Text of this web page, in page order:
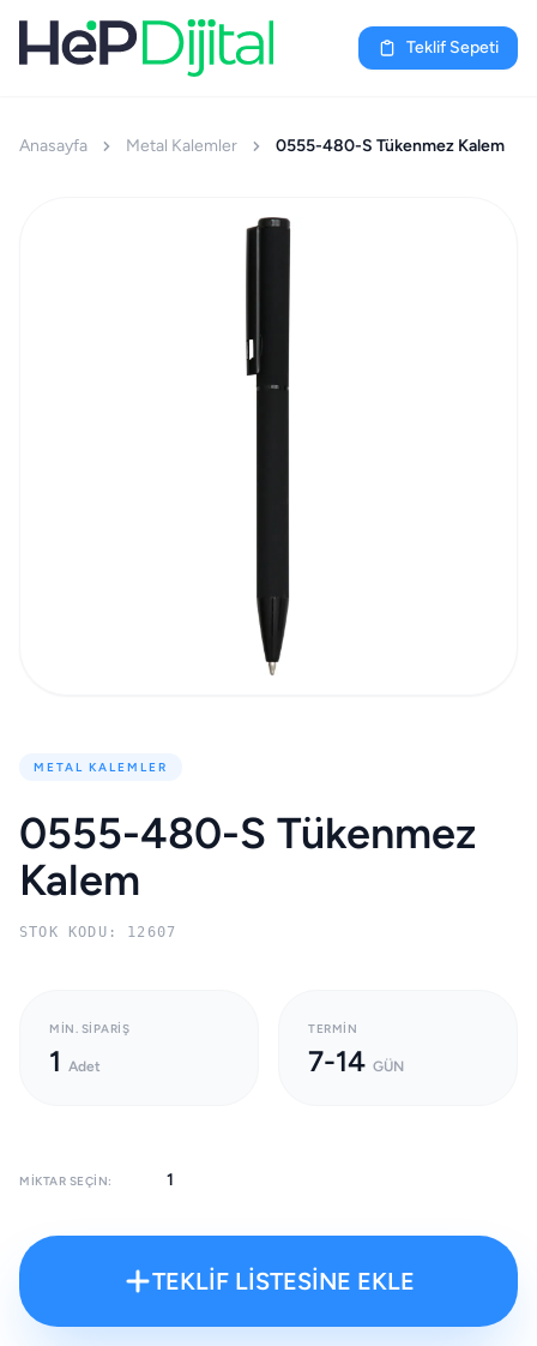
Teklif Sepeti
Anasayfa Metal Kalemler 0555-480-S Tükenmez Kalem
METAL KALEMLER
0555-480-S Tükenmez
Kalem
STOK KODU: 12607
MIN. SIPARIŞ
1 Adet
TERMIN
7-14 GÜN
MIKTAR SEÇIN:
TEKLİF LİSTESİNE EKLE